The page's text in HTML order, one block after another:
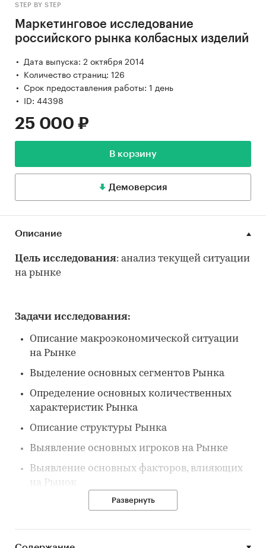
STEP BY STEP
Маркетинговое исследование
российского рынка колбасных изделий
Дата выпуска: 2 октября 2014
Количество страниц: 126
Срок предоставления работы: 1 день
ID: 44398
25 000 ₽
В корзину
Демоверсия
Описание
Цель исследования: анализ текущей ситуации
на рынке
Задачи исследования:
Описание макроэкономической ситуации
на Рынке
Выделение основных сегментов Рынка
Определение основных количественных
характеристик Рынка
Описание структуры Рынка
Выявление основных игроков на Рынке
Выявление основных факторов, влияющих
на Рынок
Выявление основных тенденций Рынка
Развернуть